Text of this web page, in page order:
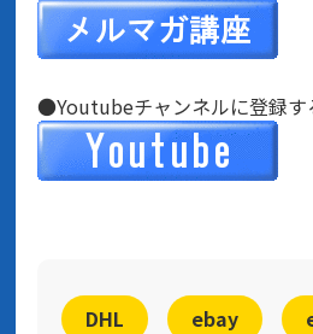
●Youtubeチャンネルに登録す
DHL ebay